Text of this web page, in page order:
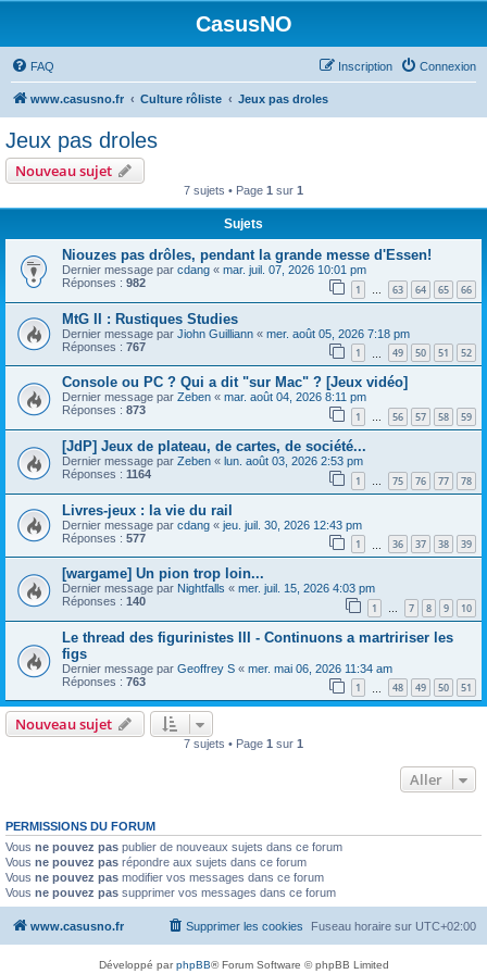
CasusNO
FAQ Connexion
Inscription
www.casusno.fr Culture rôliste Jeux pas droles
Jeux pas droles
Nouveau sujet
7 sujets • Page 1 sur 1
Sujets
Niouzes pas drôles, pendant la grande messe d'Essen!
Dernier message par cdang « mar. juil. 07, 2026 10:01 pm
Réponses : 982 1 … 63 64 65 66
MtG II : Rustiques Studies
Dernier message par Jiohn Guilliann « mer. août 05, 2026 7:18 pm
Réponses : 767 1 49 50 51 52
Console ou PC ? Qui a dit "sur Mac" ? [Jeux vidéo]
Dernier message par Zeben « mar. août 04, 2026 8:11 pm
Réponses : 873 1 … 56 57 58 59
[JdP] Jeux de plateau, de cartes, de société...
Dernier message par Zeben « lun. août 03, 2026 2:53 pm
Réponses : 1164 1 … 75 76 77 78
Livres-jeux : la vie du rail
Dernier message par cdang « jeu. juil. 30, 2026 12:43 pm
Réponses : 577 1 36 37 38 39
[wargame] Un pion trop loin...
Dernier message par Nightfalls « mer. juil. 15, 2026 4:03 pm
Réponses : 140 1 … 7 8 9 10
Le thread des figurinistes III - Continuons a martririser les
figs
Dernier message par Geoffrey S « mer. mai 06, 2026 11:34 am
Réponses : 763 1 48 49 50 51
Nouveau sujet
7 sujets • Page 1 sur 1
Aller
PERMISSIONS DU FORUM
Vous ne pouvez pas publier de nouveaux sujets dans ce forum
Vous ne pouvez pas répondre aux sujets dans ce forum
Vous ne pouvez pas modifier vos messages dans ce forum
Vous ne pouvez pas supprimer vos messages dans ce forum
www.casusno.fr Fuseau horaire sur UTC+02:00
Supprimer les cookies
Développé parphpBB® Forum Software © phpBB Limited